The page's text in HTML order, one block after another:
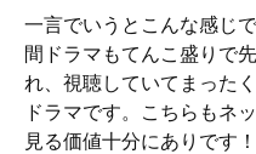
一言でいうとこんな感じ
間ドラマもてんこ盛りで
れ、視聴していてまった
ドラマです。こちらもネ
見る価値十分にありです！